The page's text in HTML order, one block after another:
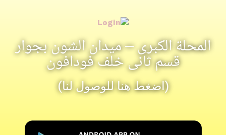
المحلة الكبرى – ميدان الشون بجوار
قسم ثانى خلف فودافون
(اضغط هنا للوصول لنا)